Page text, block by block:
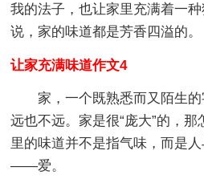
我的法子，也让家里充满着一
说，家的味道都是芳香四溢的。
让家充满味道作文4
家，一个既熟悉而又陌生
远也不远。家是很“庞大”的，
里的味道并不是指气味，而是
——爱。